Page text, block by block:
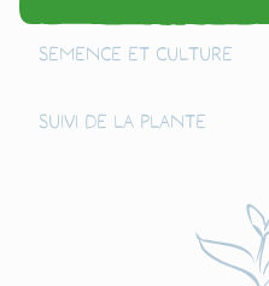
Semence et culture
Suivi de la plante